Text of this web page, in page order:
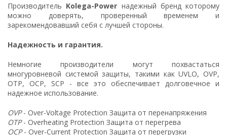
Производитель Kolega-Power надежный бренд которому
можно доверять, проверенный временем и
зарекомендовавший себя с лучшей стороны.
Надежность и гарантия.
Немногие производители могут похвастаться
многуровневой системой защиты, такими как UVLO, OVP,
OTP, OCP, SCP - все это обеспечивает долговечное и
надежное использование.
OVP- Over-Voltage Protection Защита от перенапряжения
OTP- Overheating Protection Защита от перегрева
OCP- Over-Current Protection Защита от перегрузки